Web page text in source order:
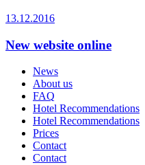
13.12.2016
New website online
News
About us
FAQ
Hotel Recommendations
Hotel Recommendations
Prices
Contact
Contact